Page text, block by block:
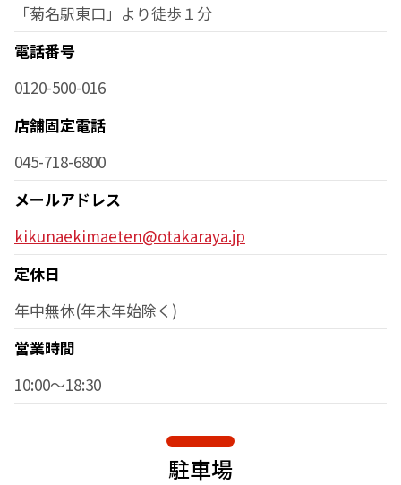
「菊名駅東口」より徒歩１分
電話番号
0120-500-016
店舗固定電話
045-718-6800
メールアドレス
kikunaekimaeten@otakaraya.jp
定休日
年中無休(年末年始除く)
営業時間
10:00～18:30
駐車場